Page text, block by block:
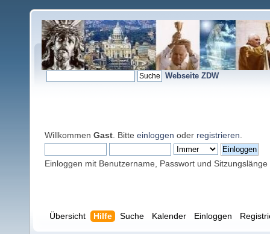
Webseite ZDW
Willkommen Gast . Bitte einloggen oder registrieren
Einloggen mit Benutzername, Passwort und Sitzungslänge
Übersicht Hilfe Suche Kalender Einloggen